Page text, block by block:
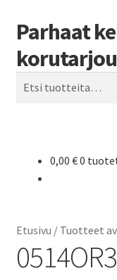
Siirry
navigointiin
Siirry
sisältöön
Parhaat
Haku
0,00 €0
Etusivu / Tuotteet